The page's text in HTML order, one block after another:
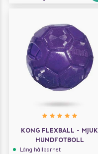
KONG FLEXBALL - MJUK
HUNDFOTBOLL
Lång hållbarhet